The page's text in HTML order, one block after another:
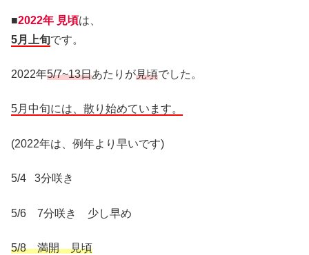
■2022年 見頃は、
5月上旬です。
2022年5/7~13日あたりが見頃でした。
5月中旬には、散り始めています。
(2022年は、例年より早いです)
5/4 3分咲き
5/6 7分咲き 少し早め
5/8 満開 見頃